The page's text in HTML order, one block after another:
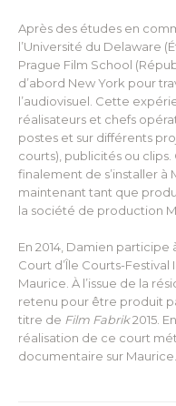
Après des études en
l’Université du Delaware
Prague Film School
d’abord New York pour
l’audiovisuel. Cette
réalisateurs et chefs
postes et sur différents
courts), publicités ou clips.
finalement de s’installer à
maintenant tant que
la société de production
En 2014, Damien participe
Court d’Île Courts-
Maurice. À l’issue de la
retenu pour être produit
titre de Film Fabrik2015.
réalisation de ce court
documentaire sur Maurice.